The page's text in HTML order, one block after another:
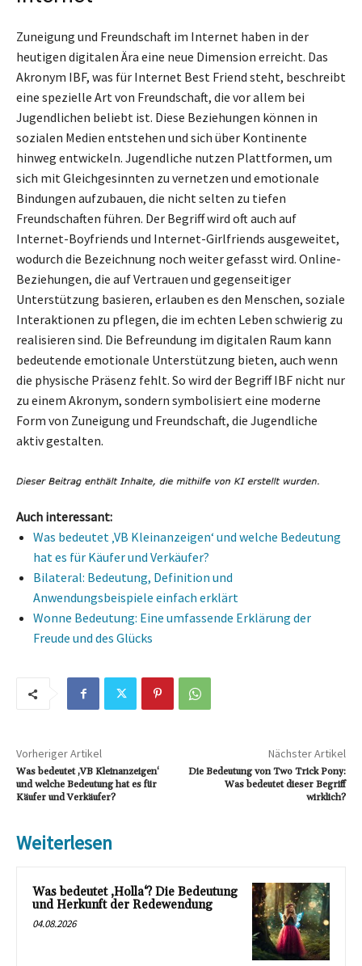
Zuneigung und Freundschaft im Internet haben in der
heutigen digitalen Ära eine neue Dimension erreicht. Das
Akronym IBF, was für Internet Best Friend steht, beschreibt
eine spezielle Art von Freundschaft, die vor allem bei
Jugendlichen beliebt ist. Diese Beziehungen können in
sozialen Medien entstehen und sich über Kontinente
hinweg entwickeln. Jugendliche nutzen Plattformen, um
sich mit Gleichgesinnten zu vernetzen und emotionale
Bindungen aufzubauen, die nicht selten zu tiefen
Freundschaften führen. Der Begriff wird oft auch auf
Internet-Boyfriends und Internet-Girlfriends ausgeweitet,
wodurch die Bezeichnung noch weiter gefasst wird. Online-
Beziehungen, die auf Vertrauen und gegenseitiger
Unterstützung basieren, erlauben es den Menschen, soziale
Interaktionen zu pflegen, die im echten Leben schwierig zu
realisieren sind. Die Befreundung im digitalen Raum kann
bedeutende emotionale Unterstützung bieten, auch wenn
die physische Präsenz fehlt. So wird der Begriff IBF nicht nur
zu einem Akronym, sondern symbolisiert eine moderne
Form von Zuneigung und Freundschaft, die Jugendliche
aktiv gestalten.
Auch interessant:
Was bedeutet ‚VB Kleinanzeigen‘ und welche Bedeutung
hat es für Käufer und Verkäufer?
Bilateral: Bedeutung, Definition und
Anwendungsbeispiele einfach erklärt
Wonne Bedeutung: Eine umfassende Erklärung der
Freude und des Glücks
Vorheriger Artikel
Was bedeutet ‚VB Kleinanzeigen‘
und welche Bedeutung hat es für
Käufer und Verkäufer?
Nächster Artikel
Die Bedeutung von Two Trick Pony:
Was bedeutet dieser Begriff
wirklich?
Weiterlesen
Was bedeutet ‚Holla‘? Die Bedeutung
und Herkunft der Redewendung
04.08.2026